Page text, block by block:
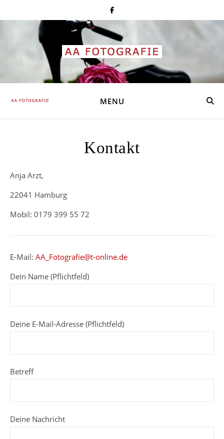
MENU
Kontakt
Anja Arzt,
22041 Hamburg
Mobil: 0179 399 55 72
E-Mail: AA_Fotografie@t-online.de
Dein Name (Pflichtfeld)
Deine E-Mail-Adresse (Pflichtfeld)
Betreff
Deine Nachricht